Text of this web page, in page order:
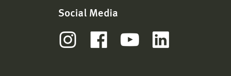
Social Media